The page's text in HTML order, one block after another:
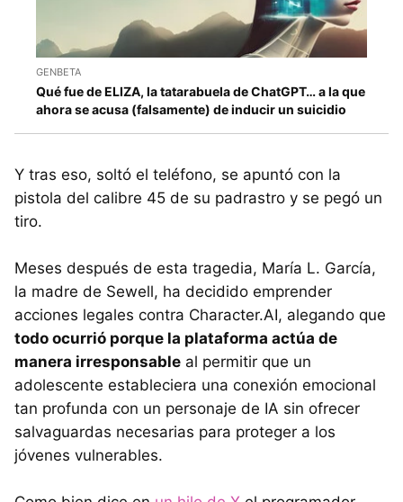
GENBETA
Qué fue de ELIZA, la tatarabuela de ChatGPT… a la que
ahora se acusa (falsamente) de inducir un suicidio
Y tras eso, soltó el teléfono, se apuntó con la
pistola del calibre 45 de su padrastro y se pegó un
tiro.
Meses después de esta tragedia, María L. García,
la madre de Sewell, ha decidido emprender
acciones legales contra Character.AI, alegando que
todo ocurrió porque la plataforma actúa de
manera irresponsable al permitir que un
adolescente estableciera una conexión emocional
tan profunda con un personaje de IA sin ofrecer
salvaguardas necesarias para proteger a los
jóvenes vulnerables.